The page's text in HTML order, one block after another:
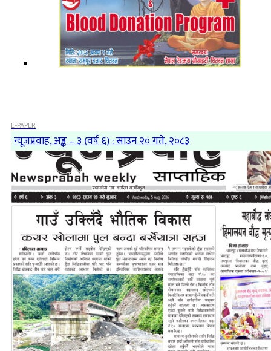
E-PAPER
न्यूजप्रवाह, अङ्क – ३ (वर्ष ६) : साउन २० गते, २०८३